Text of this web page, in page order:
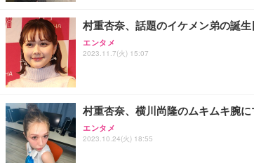
村重杏奈、話題のイケメン弟の誕生
エンタメ
2023.11.7(火) 15:07
村重杏奈、横川尚隆のムキムキ腕
エンタメ
2023.10.24(火) 18:55